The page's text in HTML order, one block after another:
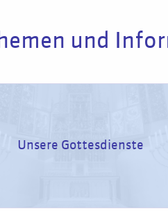
und
Unsere Gottesdienste